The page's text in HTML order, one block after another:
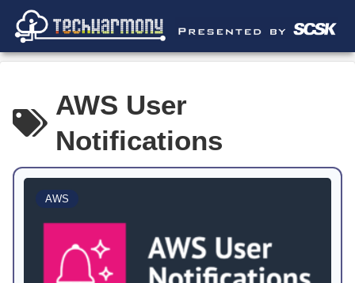
AWS User
Notifications
AWS